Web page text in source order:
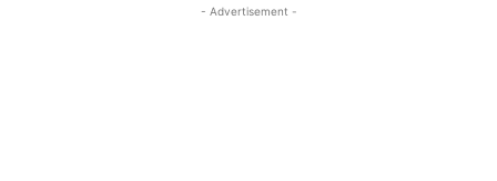
- Advertisement -